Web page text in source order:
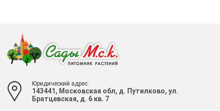
Юридический адрес:
143441, Московская обл, д. Путилково, ул.
Братцевская, д. 6 кв. 7